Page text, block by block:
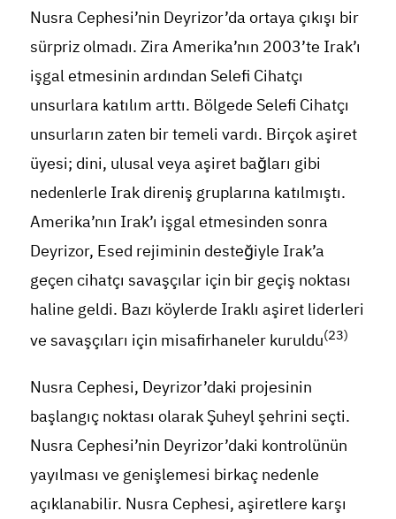
Nusra Cephesi’nin Deyrizor’da ortaya çıkışı bir
sürpriz olmadı. Zira Amerika’nın 2003’te Irak’ı
işgal etmesinin ardından Selefi Cihatçı
unsurlara katılım arttı. Bölgede Selefi Cihatçı
unsurların zaten bir temeli vardı. Birçok aşiret
üyesi; dini, ulusal veya aşiret bağları gibi
nedenlerle Irak direniş gruplarına katılmıştı.
Amerika’nın Irak’ı işgal etmesinden sonra
Deyrizor, Esed rejiminin desteğiyle Irak’a
geçen cihatçı savaşçılar için bir geçiş noktası
haline geldi. Bazı köylerde Iraklı aşiret liderleri
ve savaşçıları için misafirhaneler kuruldu(23)
Nusra Cephesi, Deyrizor’daki projesinin
başlangıç noktası olarak Şuheyl şehrini seçti.
Nusra Cephesi’nin Deyrizor’daki kontrolünün
yayılması ve genişlemesi birkaç nedenle
açıklanabilir. Nusra Cephesi, aşiretlere karşı